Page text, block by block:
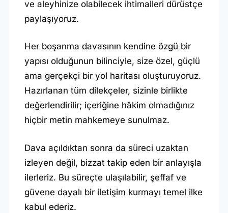
ve aleyhinize olabilecek ihtimalleri dürüstçe
paylaşıyoruz.
Her boşanma davasının kendine özgü bir
yapısı olduğunun bilinciyle, size özel, güçlü
ama gerçekçi bir yol haritası oluşturuyoruz.
Hazırlanan tüm dilekçeler, sizinle birlikte
değerlendirilir; içeriğine hâkim olmadığınız
hiçbir metin mahkemeye sunulmaz.
Dava açıldıktan sonra da süreci uzaktan
izleyen değil, bizzat takip eden bir anlayışla
ilerleriz. Bu süreçte ulaşılabilir, şeffaf ve
güvene dayalı bir iletişim kurmayı temel ilke
kabul ederiz.